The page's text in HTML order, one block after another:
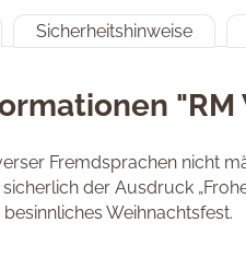
Sicherheitshinweise
Fremdsprachen nicht
der Ausdruck
Weihnachtsfest.